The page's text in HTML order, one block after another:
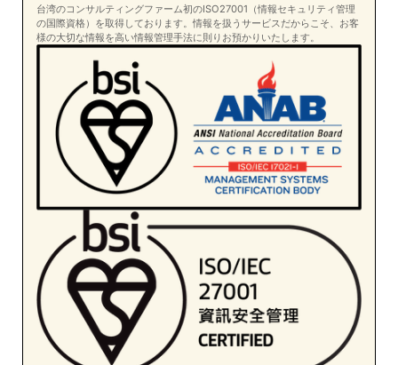
台湾のコンサルティングファーム初のISO27001（情報セキュリティ管理
の国際資格）を取得しております。情報を扱うサービスだからこそ、お客
様の大切な情報を高い情報管理手法に則りお預かりいたします。